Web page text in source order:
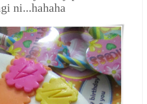
ni...hahaha